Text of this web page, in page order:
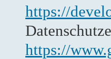
https://
https://